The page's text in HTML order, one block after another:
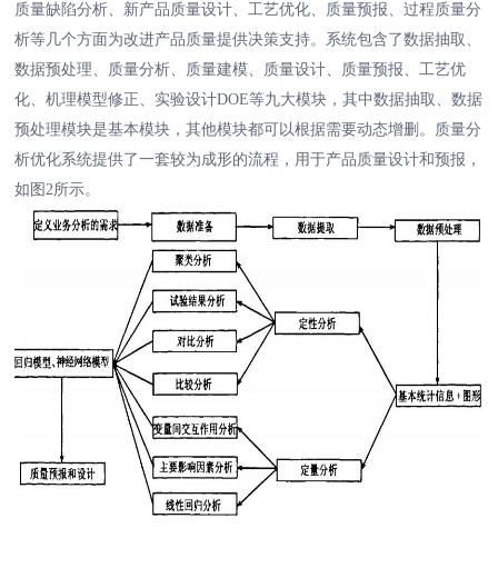
质量缺陷分析、新产品质量设计、工艺优化、质量预报、过程质量分
析等几个方面为改进产品质量提供决策支持。系统包含了数据抽取、
数据预处理、质量分析、质量建模、质量设计、质量预报、工艺优
化、机理模型修正、实验设计DOE等九大模块，其中数据抽取、数据
预处理模块是基本模块，其他模块都可以根据需要动态增删。质量分
析优化系统提供了一套较为成形的流程，用于产品质量设计和预报，
如图2所示。